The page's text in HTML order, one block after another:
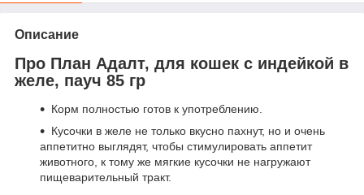
Описание
Про План Адалт, для кошек с индейкой в
желе, пауч 85 гр
Корм полностью готов к употреблению.
Кусочки в желе не только вкусно пахнут, но и очень
аппетитно выглядят, чтобы стимулировать аппетит
животного, к тому же мягкие кусочки не нагружают
пищеварительный тракт.